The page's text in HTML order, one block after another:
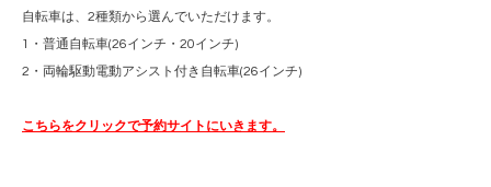
自転車は、2種類から選んでいただけます。
1・普通自転車(26インチ・20インチ)
2・両輪駆動電動アシスト付き自転車(26インチ)
こちらをクリックで予約サイトにいきます。